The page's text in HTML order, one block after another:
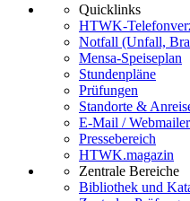
Quicklinks
HTWK-
Notfall (Unfall,
Mensa-Speiseplan
Stundenpläne
Prüfungen
Standorte &
E-Mail /
Pressebereich
HTWK.magazin
Zentrale Bereiche
Bibliothek und